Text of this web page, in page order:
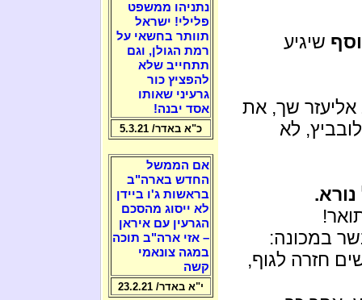
שיגיע
שך, את
לא
במכונה:
חזרה לגוף,
נתניהו ממשפט
פלילי! ישראל
תוותר בחשאי על
רמת הגולן, וגם
תתחייב שלא
להפציץ כור
גרעיני שאותו
אסד יבנה!
כ"א באדר/ 5.3.21
אם הממשל
החדש בארה"ב
בראשות ג'ו ביידן
לא ייסוג מהסכם
הגרעין עם איראן
– אזי ארה"ב תוכה
במגה צונאמי
קשה
י"א באדר/ 23.2.21